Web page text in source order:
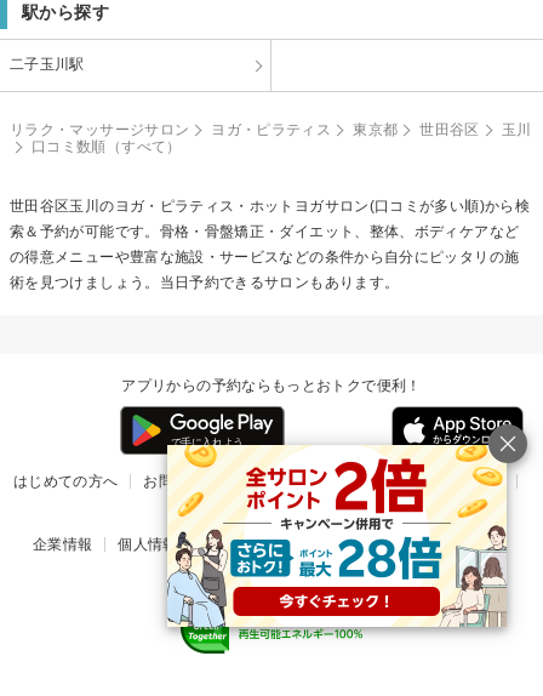
駅から探す
二子玉川駅
リラク・マッサージサロン ヨガ・ピラティス 東京都 世田谷区
玉川
口コミ数順（すべて）
世田谷区玉川の ヨガ・ピラティス・ホットヨガサロン(口コミが多い順)から検
索＆予約が可能です。骨格・骨盤矯正・ダイエット、整体、ボディケアなど
の得意メニューや豊富な施設・サービスなどの条件から自分にピッタリの施
術を見つけましょう。当日予約できるサロンもあります。
アプリからの予約ならもっとおトクで便利！
はじめての方へ お問い合わせ ヘルプ リリース情報
利用規約
掲載ご希望のサロン様
企業情報 個人情報保護方針 楽天のサービス一覧 アプリ一覧
© Rakuten Group, Inc.